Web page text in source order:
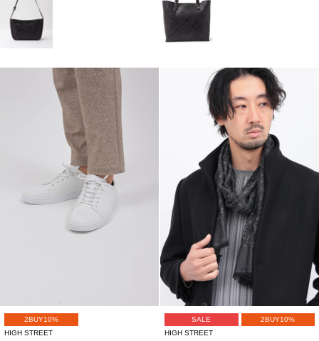
2BUY10%
HIGH STREET
SALE
2BUY10%
HIGH STREET